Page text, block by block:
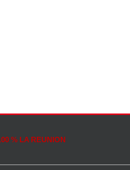
% LA REUNION